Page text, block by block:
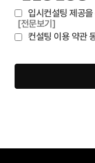
입시컨설팅 제공
[전문보기]
컨설팅 이용 약관